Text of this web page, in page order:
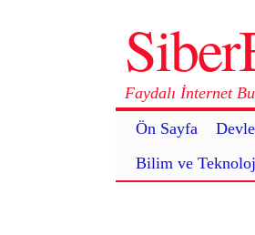
Faydalı İnternet
Ön Sayfa
Bilim ve